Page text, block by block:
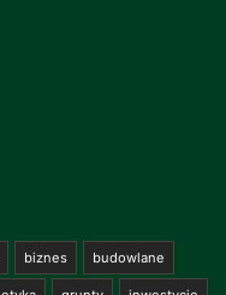
biznes budowlane